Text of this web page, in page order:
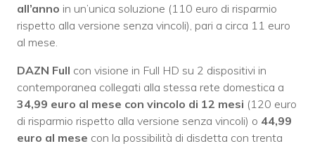
all’anno in un’unica soluzione (110 euro di risparmio
rispetto alla versione senza vincoli), pari a circa 11 euro
al mese.
DAZN Full con visione in Full HD su 2 dispositivi in
contemporanea collegati alla stessa rete domestica a
34,99 euro al mese con vincolo di 12 mesi (120 euro
di risparmio rispetto alla versione senza vincoli) o 44,99
euro al mese con la possibilità di disdetta con trenta